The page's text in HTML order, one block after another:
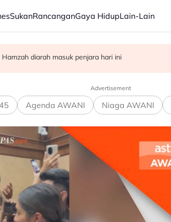
SukanRancanganGaya HidupLain-Lain
bayar kompaun RM10 juta - AGC
diarah masuk penjara hari ini
- PM Anwar
Advertisement
Agenda AWANI Niaga AWANI